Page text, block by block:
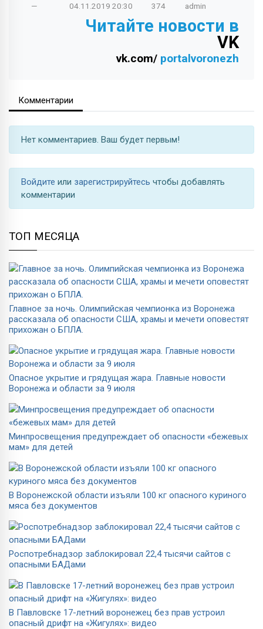
— 04.11.2019 20:30 374 admin
Читайте новости в
VK
vk.com/ portalvoronezh
Комментарии
Нет комментариев. Ваш будет первым!
Войдите или зарегистрируйтесь чтобы добавлять
комментарии
ТОП МЕСЯЦА
Главное за ночь. Олимпийская чемпионка из Воронежа
рассказала об опасности США, храмы и мечети оповестят
прихожан о БПЛА.
Опасное укрытие и грядущая жара. Главные новости
Воронежа и области за 9 июля
Минпросвещения предупреждает об опасности «бежевых
мам» для детей
В Воронежской области изъяли 100 кг опасного куриного
мяса без документов
Роспотребнадзор заблокировал 22,4 тысячи сайтов с
опасными БАДами
В Павловске 17-летний воронежец без прав устроил
опасный дрифт на «Жигулях»: видео